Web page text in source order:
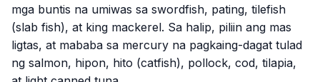
mga buntis na umiwas sa swordfish, pating, tilefish
(slab fish), at king mackerel. Sa halip, piliin ang mas
ligtas, at mababa sa mercury na pagkaing-dagat tulad
ng salmon, hipon, hito (catfish), pollock, cod, tilapia,